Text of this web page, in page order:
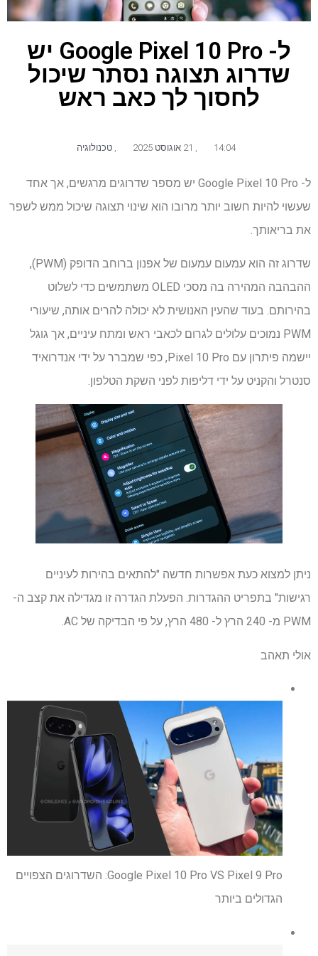
ל- Google Pixel 10 Pro יש
שדרוג תצוגה נסתר שיכול
לחסוך לך כאב ראש
14:04 טכנולוגיה
ל- Google Pixel 10 Pro יש מספר שדרוגים מרגשים, אך אחד
שעשוי להיות חשוב יותר מרובו הוא שינוי תצוגה שיכול ממש לשפר
את בריאותך.
שדרוג זה הוא עמעום עמעום של אפנון ברוחב הדופק (PWM),
ההבהבה המהירה בה מסכי OLED משתמשים כדי לשלוט
בהירותם. בעוד שהעין האנושית לא יכולה להרים אותה, שיעורי
PWM נמוכים עלולים לגרום לכאבי ראש ומתח עיניים, אך גוגל
יישמה פיתרון עם Pixel 10 Pro, כפי שמברר על ידי אנדרואיד
סנטרל והקניט על ידי דליפות לפני השקת הטלפון.
ניתן למצוא כעת אפשרות חדשה "להתאים בהירות לעיניים
רגישות" בתפריט ההגדרות. הפעלת הגדרה זו מגדילה את קצב ה-
PWM מ- 240 הרץ ל- 480 הרץ, על פי הבדיקה של AC.
אולי תאהב
Google Pixel 10 Pro VS Pixel 9 Pro: השדרוגים הצפויים
הגדולים ביותר